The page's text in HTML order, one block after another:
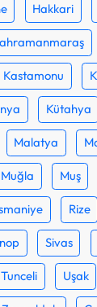
Hakkari
Kastamonu
Kütahya
Malatya
Muğla Muş
Rize
Sivas
Tunceli Uşak